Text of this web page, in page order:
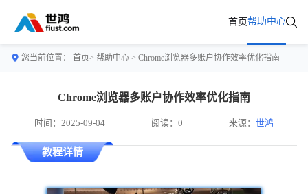
首页帮助中心
您当前位置： 首页> 帮助中心 > Chrome浏览器多账户协作效率优化指南
Chrome浏览器多账户协作效率优化指南
时间：2025-09-04 阅读：0 来源：世鸿
教程详情